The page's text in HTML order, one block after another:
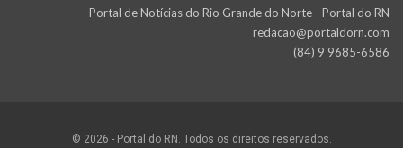
Portal de Notícias do Rio Grande do Norte - Portal do RN
redacao@portaldorn.com
(84) 9 9685-6586
© 2026 - Portal do RN. Todos os direitos reservados.